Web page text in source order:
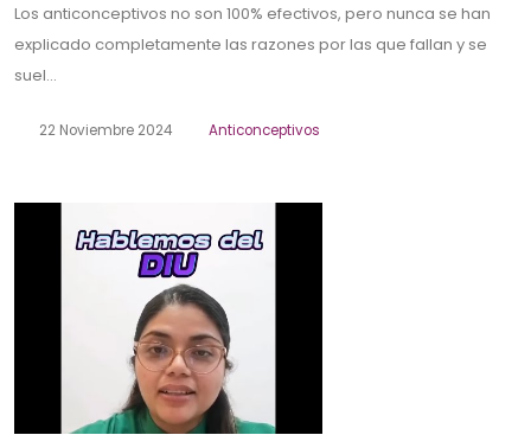
Los anticonceptivos no son 100% efectivos, pero nunca se han
explicado completamente las razones por las que fallan y se
suel...
22 Noviembre 2024 Anticonceptivos